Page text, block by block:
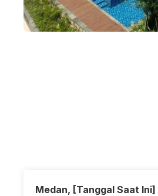
Medan, [Tanggal Saat Ini]